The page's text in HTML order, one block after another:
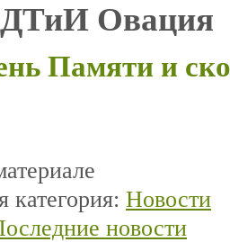
Овация
Памяти и
категория: Новости
новости